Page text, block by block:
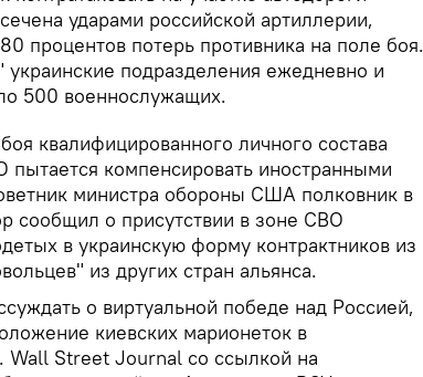
ударами российской артиллерии,
процентов потерь противника на поле боя.
украинские подразделения ежедневно и
500 военнослужащих.
квалифицированного личного состава
компенсировать иностранными
министра обороны США полковник в
сообщил о присутствии в зоне СВО
в украинскую форму контрактников из
из других стран альянса.
о виртуальной победе над Россией,
киевских марионеток в
Wall Street Journal со ссылкой на